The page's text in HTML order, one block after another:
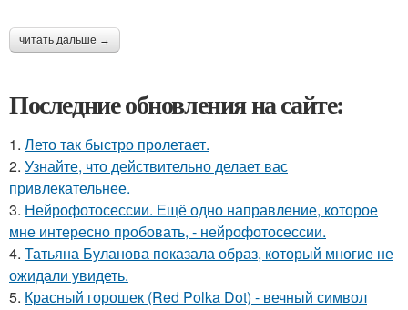
читать дальше →
Последние обновления на сайте:
1. Лето так быстро пролетает.
2. Узнайте, что действительно делает вас
привлекательнее.
3. Нейрофотосессии. Ещё одно направление, которое
мне интересно пробовать, - нейрофотосессии.
4. Татьяна Буланова показала образ, который многие не
ожидали увидеть.
5. Красный горошек (Red Polka Dot) - вечный символ